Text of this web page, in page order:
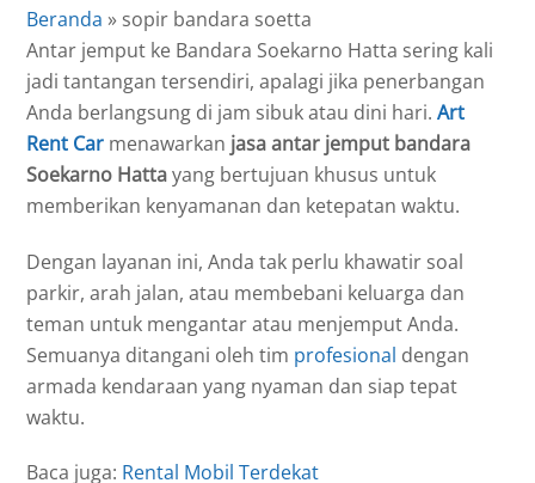
Beranda » sopir bandara soetta
Antar jemput ke Bandara Soekarno Hatta sering kali
jadi tantangan tersendiri, apalagi jika penerbangan
Anda berlangsung di jam sibuk atau dini hari.Art
Rent Car menawarkan jasa antar jemput bandara
Soekarno Hattayang bertujuan khusus untuk
memberikan kenyamanan dan ketepatan waktu.
Dengan layanan ini, Anda tak perlu khawatir soal
parkir, arah jalan, atau membebani keluarga dan
teman untuk mengantar atau menjemput Anda.
Semuanya ditangani oleh tim profesional dengan
armada kendaraan yang nyaman dan siap tepat
waktu.
Baca juga: Rental Mobil Terdekat